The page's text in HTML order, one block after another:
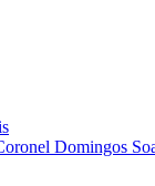
Domingos